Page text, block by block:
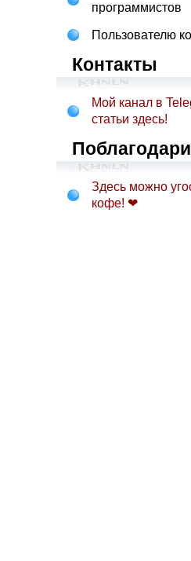
программистов
Пользователю
Контакты
Мой канал в
статьи здесь!
Здесь можно
кофе! ❤